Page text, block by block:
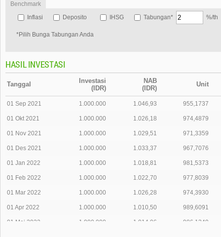
Benchmark
Inflasi
Deposito IHSG Tabungan* %/th
*Pilih Bunga Tabungan Anda
HASIL INVESTASI
Tanggal
Investasi
(IDR)
NAB
(IDR)
Unit
01 Sep 2021 1.000.000 1.046,93 955,1737
01 Okt 2021 1.000.000 1.026,18 974,4879
01 Nov 2021 1.000.000 1.029,51 971,3359
01 Des 2021 1.000.000 1.033,37 967,7076
01 Jan 2022 1.000.000 1.018,81 981,5373
01 Feb 2022 1.000.000 1.022,70 977,8039
01 Mar 2022 1.000.000 1.026,28 974,3930
01 Apr 2022 1.000.000 1.010,50 989,6091
01 Mei 2022 1.000.000 1.014,06 986,1349